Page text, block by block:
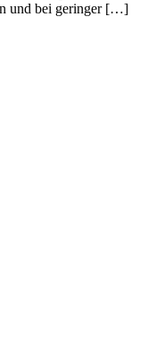
und bei geringer […]